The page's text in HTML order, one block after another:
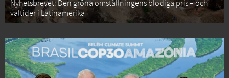
Nyhetsbrevet: Den gröna omställningens blodiga pris – och
valtider i Latinamerika